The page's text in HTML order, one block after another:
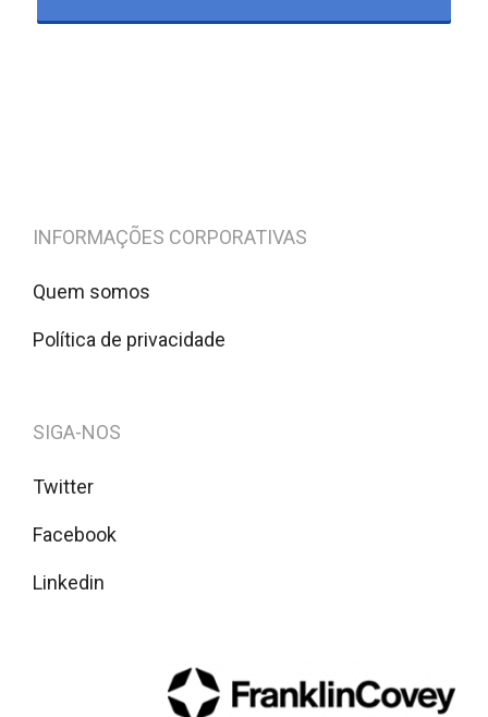
INFORMAÇÕES CORPORATIVAS
Quem somos
Política de privacidade
SIGA-NOS
Twitter
Facebook
Linkedin